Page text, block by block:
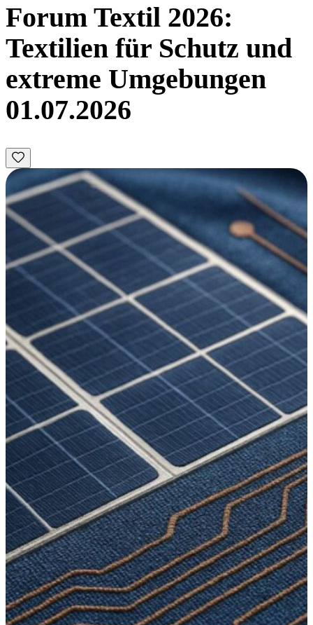
Forum Textil 2026:
Textilien für Schutz und
extreme Umgebungen
01.07.2026